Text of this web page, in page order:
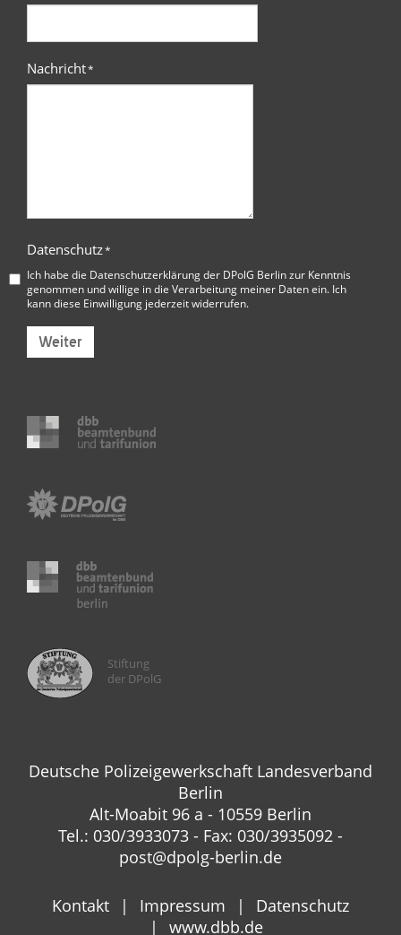
Nachricht*
Datenschutz*
Ich habe die Datenschutzerklärung der DPolG Berlinzur Kenntnis
genommen und willige in die Verarbeitung meiner Daten ein. Ich
kann diese Einwilligung jederzeit widerrufen.
Weiter
Stiftung
der DPolG
Deutsche Polizeigewerkschaft Landesverband
Berlin
Alt-Moabit 96 a - 10559 Berlin
Tel.: 030/3933073 - Fax: 030/3935092 -
post@dpolg-berlin.de
Kontakt Impressum
Datenschutz
www.dbb.de